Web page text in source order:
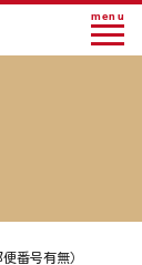
menu
番号有無）